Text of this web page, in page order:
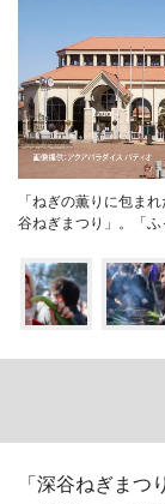
「ねぎの薫りに包ま
谷ねぎまつり」。「
「深谷ねぎま